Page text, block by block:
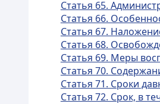
Статья 65.
Статья 66.
Статья 67.
Статья 68.
Статья 69. Меры
Статья 70.
Статья 71. Сроки
Статья 72. Срок, в